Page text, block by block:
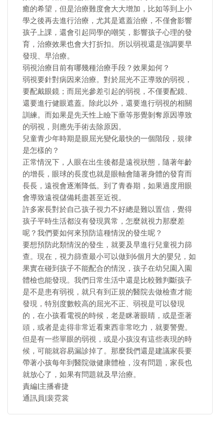
癒的希望，但是治療難度會大大增加，比如等到上小
學之後再去進行治療，尤其是遮蓋治療，不僅會影響
孩子上課，還會引起同學的嘲笑，影響孩子心理的發
育，治療效果也會大打折扣。所以弱視還是強調要早
發現、早治療。
弱視治療目前有哪幾種治療手段？效果如何？
弱視要針對病因來治療。對於屈光不正導致的弱視，
要配戴眼鏡；而屈光參差引起的弱視，不僅要配鏡、
還要進行健眼遮蓋。除此以外，還要進行弱視的相關
訓練。而如果是先天性上瞼下垂等形覺剝奪原因導致
的弱視，則應先手術去除原因。
兒童青少年時期是眼屈光變化最快的一個階段，規律
是怎樣的？
正常情況下，人眼在出生後都是遠視狀態，隨著年齡
的增長，眼球的長度也就是眼軸會隨著身體的發育而
長長，遠視會逐漸降低。到了青春期，如果過度用眼
會導致遠視儲備耗盡甚至近視。
許多家長對於自己孩子視力不好總是難以置信，覺得
孩子平時生活都沒有發現異常，怎麼就視力那麼差
呢？我們要如何來預防這種情況的發生呢？
要想預防此類情況的發生，就要及早進行兒童視力篩
查。現在，視力篩查最小可以做到6個月大的嬰兒，如
果實在碰到孩子不能配合的情況，孩子在幼兒園入園
體檢也能發現。我們日常生活中還是比較難判斷孩子
是不是患有弱視，就只有到正規的醫院去做檢查才能
發現，特別度數較高的屈光不正、弱視是可以發現
的，在小孩看電視的時候，老是眯著眼睛，或是歪著
頭，或者是走得非常近看東西非常吃力，就要警覺。
但是有一些單眼的弱視，或是小孩沒有這些表現的時
候，可能就容易漏診掉了。那麼我們還是建議家長要
帶著小孩每年到醫院做健康體檢，沒有問題，家長也
就放心了，如果有問題就及早治療。
責編|主播睿捷
通訊員|裴霓裳